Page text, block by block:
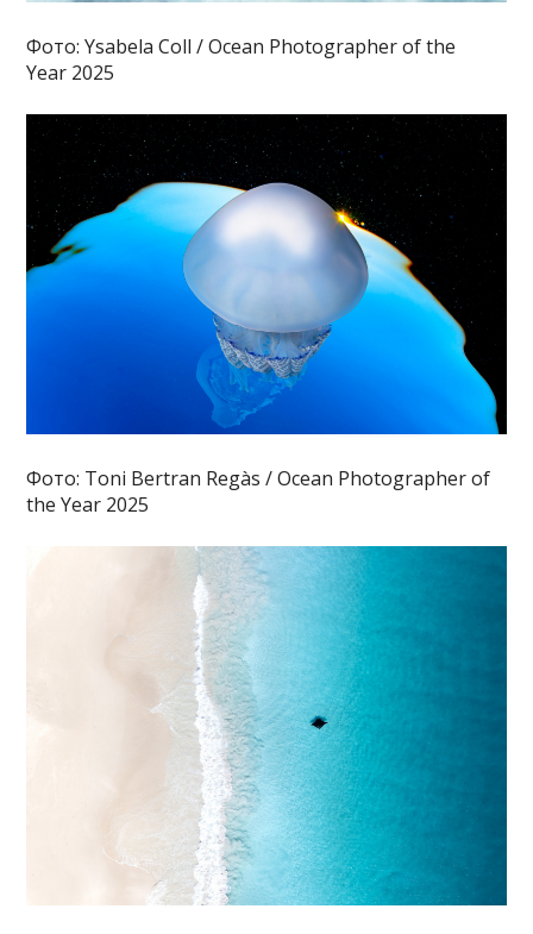
Фото: Ysabela Coll / Ocean Photographer of the
Year 2025
Фото: Toni Bertran Regàs / Ocean Photographer of
the Year 2025